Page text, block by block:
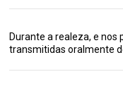
Durante a realeza, e nos
transmitidas oralmente